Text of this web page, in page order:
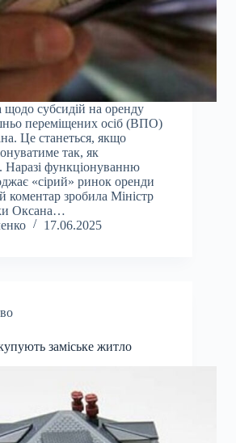
щодо субсидій на оренду
переміщених осіб (ВПО)
Це станеться, якщо
так, як
Наразі функціонуванню
«сірий» ринок оренди
коментар зробила Міністр
Оксана…
17.06.2025
заміське житло